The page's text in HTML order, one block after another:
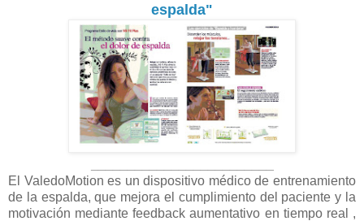
espalda"
El ValedoMotion es un dispositivo médico de entrenamiento
de la espalda, que mejora el cumplimiento del paciente y la
motivación mediante feedback aumentativo en tiempo real ,